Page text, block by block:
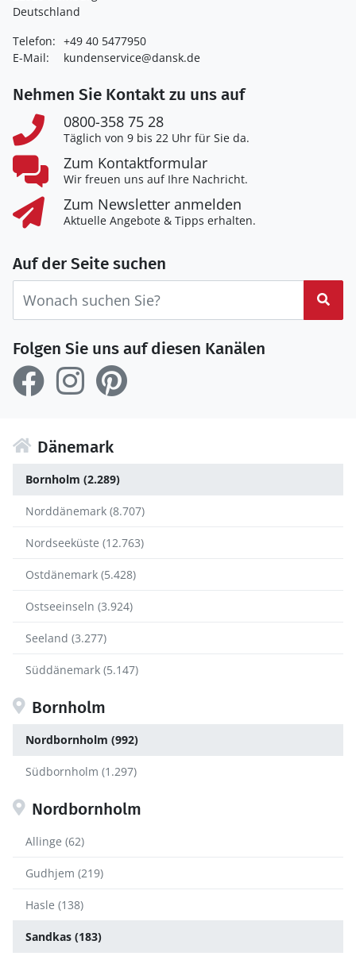
Deutschland
Telefon: +49 40 5477950
E-Mail:
kundenservice@dansk.de
Nehmen Sie Kontakt zu uns auf
0800-358 75 28
Täglich von 9 bis 22 Uhr für Sie da.
Zum Kontaktformular
Wir freuen uns auf Ihre Nachricht.
Zum Newsletter anmelden
Aktuelle Angebote & Tipps erhalten.
Auf der Seite suchen
Folgen Sie uns auf diesen Kanälen
Dänemark
Bornholm (2.289)
Norddänemark (8.707)
Nordseeküste (12.763)
Ostdänemark (5.428)
Ostseeinseln (3.924)
Seeland (3.277)
Süddänemark (5.147)
Bornholm
Nordbornholm (992)
Südbornholm (1.297)
Nordbornholm
Allinge (62)
Gudhjem (219)
Hasle (138)
Sandkas (183)